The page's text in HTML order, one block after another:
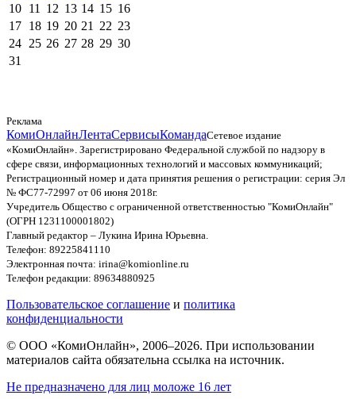
10 11 12 13 14 15 16
17 18 19 20 21 22 23
24 25 26 27 28 29 30
31
Реклама
КомиОнлайнЛентаСервисыКомандаСетевое издание
«КомиОнлайн». Зарегистрировано Федеральной службой по надзору в
сфере связи, информационных технологий и массовых коммуникаций;
Регистрационный номер и дата принятия решения о регистрации: серия Эл
№ ФС77-72997 от 06 июня 2018г.
Учредитель Общество с ограниченной ответственностью "КомиОнлайн"
(ОГРН 1231100001802)
Главный редактор – Лукина Ирина Юрьевна.
Телефон: 89225841110
Электронная почта: irina@komionline.ru
Телефон редакции: 89634880925
Пользовательское соглашение и политика
конфиденциальности
© ООО «КомиОнлайн», 2006–2026. При использовании
материалов сайта обязательна ссылка на источник.
Не предназначено для лиц моложе 16 лет